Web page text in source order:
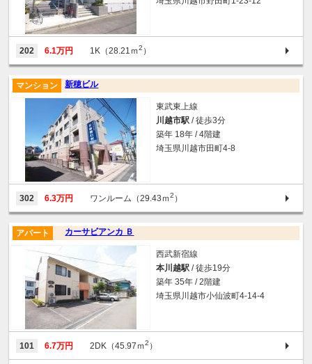
202 6.1万円 1K（28.21ｍ2 ）
新穂ビル
マンション
東武東上線
川越市駅 / 徒歩3分
築年 18年 / 4階建
埼玉県川越市田町4-8
302 6.3万円 ワンルーム（29.43ｍ2 ）
カーサビアンカ Ｂ
アパート
西武新宿線
本川越駅 / 徒歩19分
築年 35年 / 2階建
埼玉県川越市小仙波町4-14-4
101 6.7万円 2DK（45.97ｍ2 ）